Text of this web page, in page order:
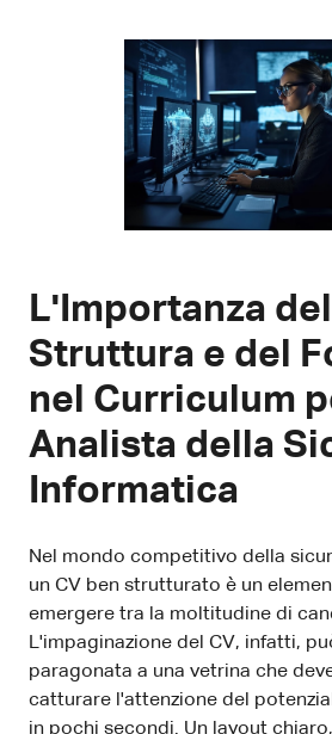
L'Importanza
Struttura e del
nel Curriculum
Analista della
Informatica
Nel mondo competitivo della
un CV ben strutturato è un
emergere tra la moltitudine di
L'impaginazione del CV, infatti,
paragonata a una vetrina che
catturare l'attenzione del
in pochi secondi. Un layout